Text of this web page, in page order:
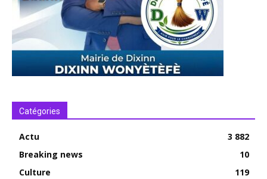
Catégories
Actu
3 882
Breaking news
10
Culture
119